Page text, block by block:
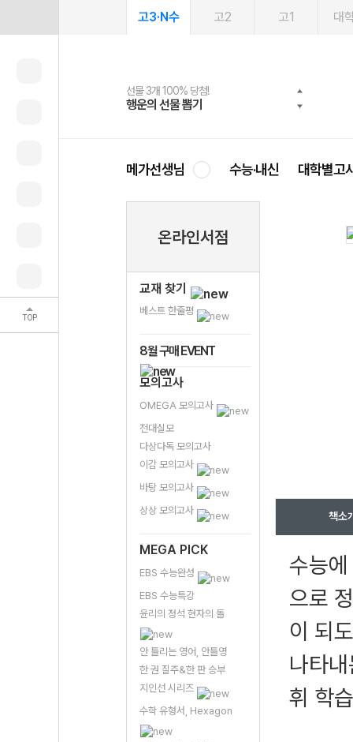
TOP
고3·N수 고2 고1 대
선물 3개 100% 당첨!
행운의 선물 뽑기
선물 100% 증정!
메가스터디 X 올리브
여름방학 스터디 캐시백
메가런 썸머스쿨
2027 러셀 단과
강사 공개선발
스마트러닝앱
설문 EVENT
메가패스
3일 무료 체험권
메가패스 수강생 무료혜택!
메가클럽 멤버십
사회공헌 캠페인
희망이룸 메가나눔
메가선생님 수능·내신 대학별고
온라인서점
교재 찾기
베스트 한줄평
8월 구매 EVENT
모의고사
OMEGA 모의고사
전대실모
다상다독 모의고사
이감 모의고사
바탕 모의고사
상상 모의고사
MEGA PICK
EBS 수능완성
EBS 수능특강
윤리의 정석 현자의 돌
안 틀리는 영어, 안틀영
한 권 질주&한 판 승부
지인선 시리즈
수학 유형서, Hexagon
책소
수능
으로
이 되
나타
휘 학